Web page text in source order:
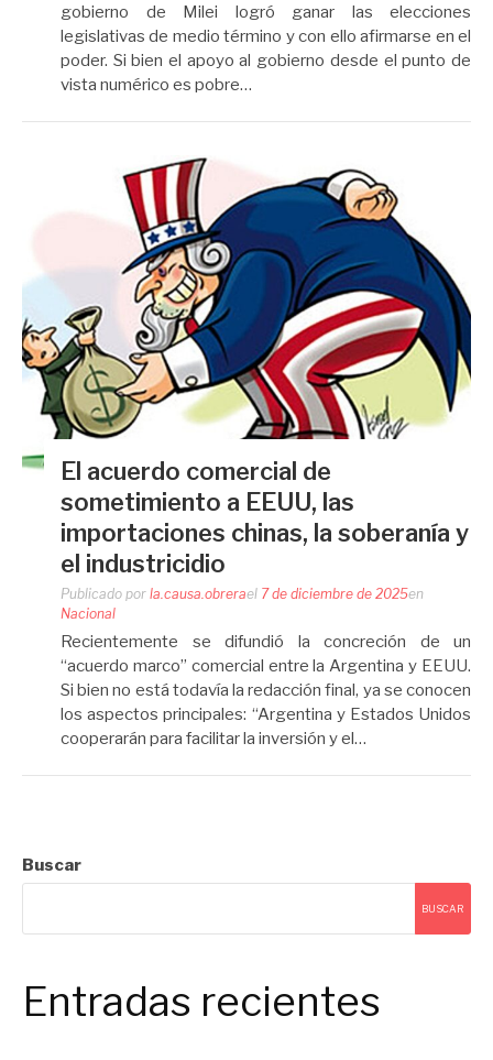
gobierno de Milei logró ganar las elecciones
legislativas de medio término y con ello afirmarse en el
poder. Si bien el apoyo al gobierno desde el punto de
vista numérico es pobre…
El acuerdo comercial de
sometimiento a EEUU, las
importaciones chinas, la soberanía y
el industricidio
Publicado por la.causa.obrerael 7 de diciembre de 2025en
Nacional
Recientemente se difundió la concreción de un
“acuerdo marco” comercial entre la Argentina y EEUU.
Si bien no está todavía la redacción final, ya se conocen
los aspectos principales: “Argentina y Estados Unidos
cooperarán para facilitar la inversión y el…
Buscar
BUSCAR
Entradas recientes